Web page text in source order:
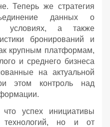
Теперь же стратегия
данных о
условиях, а также
бронирований и
крупным платформам,
и среднего бизнеса
на актуальной
этом контроль над
что успех инициативы
но и от